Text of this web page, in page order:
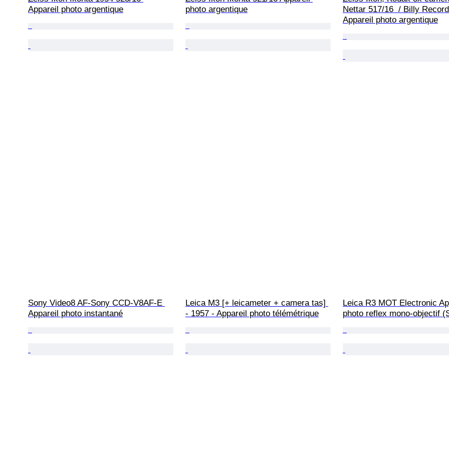
Appareil photo argentique
photo argentique
Nettar 517/16  / Billy
Appareil photo argentique
Sony Video8 AF-Sony CCD-V8AF-E
Appareil photo instantané
Leica M3 [+ leicameter + camera tas]
- 1957 - Appareil photo télémétrique
Leica R3 MOT Electronic
photo reflex mono-objectif